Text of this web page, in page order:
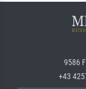
9586
+43